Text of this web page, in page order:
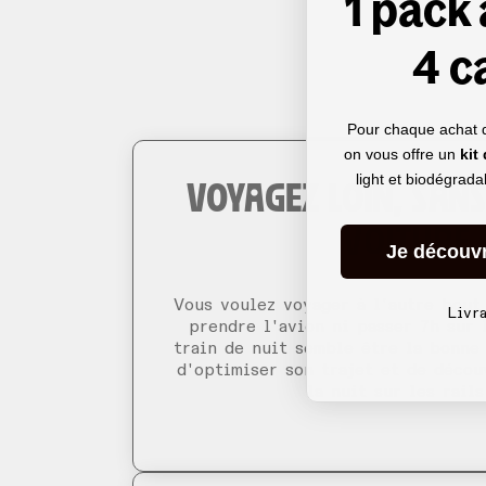
VOYAGEZ LOIN,
VOITURE
Vous voulez voyager à l'autre bout
prendre l'avion ni passer 7h sur
train de nuit semble être la bonne
d'optimiser son trajet et de
4
Pour chaque achat
on vous offre un kit
light et
Je